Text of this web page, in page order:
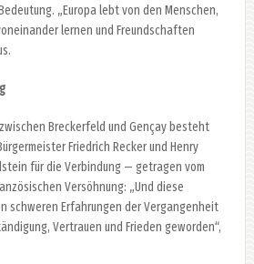
„Europa lebt von den Menschen,
lernen und Freundschaften
Breckerfeld und Gençay besteht
Friedrich Recker und Henry
für die Verbindung — getragen vom
Versöhnung: „Und diese
schweren Erfahrungen der Vergangenheit
Vertrauen und Frieden geworden“,